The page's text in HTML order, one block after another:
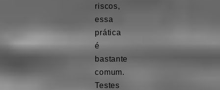
riscos,
essa
prática
é
bastante
comum.
Testes